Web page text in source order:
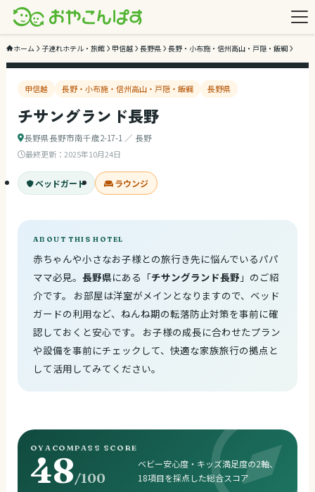
ホーム 子連れホテル・旅館 甲信越 長野県 長野・小布施・信州高山・戸隠・飯綱
3/ 3
甲信越 長野・小布施・信州高山・戸隠・飯綱 長野県
チサングランド長野
長野県長野市南千歳2-17-1 ／ 長野
最終更新： 2025年10月24日
ベッドガード ラウンジ
ABOUT THIS HOTEL
赤ちゃんや小さなお子様との旅行き先に悩んでいるパパ
ママ必見。 長野県にある「チサングランド長野 」のご紹
介です。 お部屋は洋室がメインとなりますので、ベッド
ガードの利用など、ねんね期の転落防止対策を事前に確
認しておくと安心です。 お子様の成長に合わせたプラン
や設備を事前にチェックして、快適な家族旅行の拠点と
して活用してみてください。
OYACOMPASS SCORE
48/100
ベビー安心度・キッズ満足度の2軸、
18項目を採点した総合スコア